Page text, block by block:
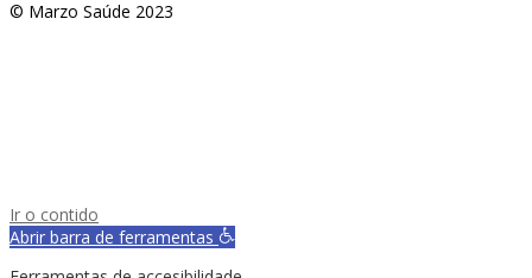
© Marzo Saúde 2023
Ir o contido
Abrir barra de ferramentas